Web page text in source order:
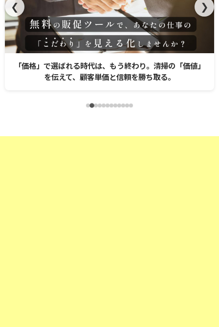
「価格」で選ばれる時代は、もう終わり。清掃の「価値」
を伝えて、顧客単価と信頼を勝ち取る。
❮ ❯